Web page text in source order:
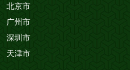
北京市
广州市
深圳市
天津市